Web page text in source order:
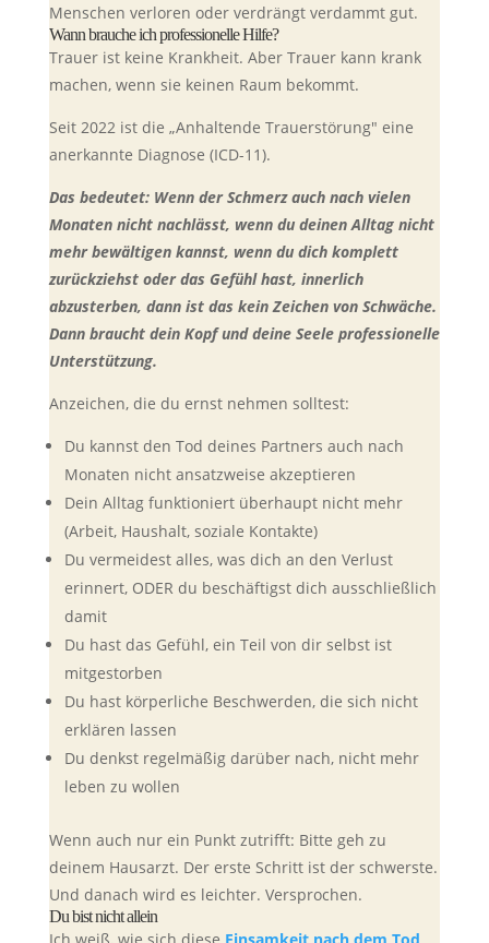
Menschen verloren oder verdrängt verdammt gut.
Wann brauche ich professionelle Hilfe?
Trauer ist keine Krankheit. Aber Trauer kann krank
machen, wenn sie keinen Raum bekommt.
Seit 2022 ist die „Anhaltende Trauerstörung" eine
anerkannte Diagnose (ICD-11).
Das bedeutet: Wenn der Schmerz auch nach vielen
Monaten nicht nachlässt, wenn du deinen Alltag nicht
mehr bewältigen kannst, wenn du dich komplett
zurückziehst oder das Gefühl hast, innerlich
abzusterben, dann ist das kein Zeichen von Schwäche.
Dann braucht dein Kopf und deine Seele professionelle
Unterstützung.
Anzeichen, die du ernst nehmen solltest:
Du kannst den Tod deines Partners auch nach
Monaten nicht ansatzweise akzeptieren
Dein Alltag funktioniert überhaupt nicht mehr
(Arbeit, Haushalt, soziale Kontakte)
Du vermeidest alles, was dich an den Verlust
erinnert, ODER du beschäftigst dich ausschließlich
damit
Du hast das Gefühl, ein Teil von dir selbst ist
mitgestorben
Du hast körperliche Beschwerden, die sich nicht
erklären lassen
Du denkst regelmäßig darüber nach, nicht mehr
leben zu wollen
Wenn auch nur ein Punkt zutrifft: Bitte geh zu
deinem Hausarzt. Der erste Schritt ist der schwerste.
Und danach wird es leichter. Versprochen.
Du bist nicht allein